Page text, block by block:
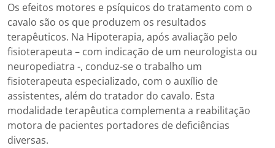
Os efeitos motores e psíquicos do tratamento com o
cavalo são os que produzem os resultados
terapêuticos. Na Hipoterapia, após avaliação pelo
fisioterapeuta – com indicação de um neurologista ou
neuropediatra -, conduz-se o trabalho um
fisioterapeuta especializado, com o auxílio de
assistentes, além do tratador do cavalo. Esta
modalidade terapêutica complementa a reabilitação
motora de pacientes portadores de deficiências
diversas.